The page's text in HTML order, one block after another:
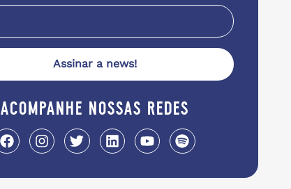
Assinar a news!
acompanhe nossas redes